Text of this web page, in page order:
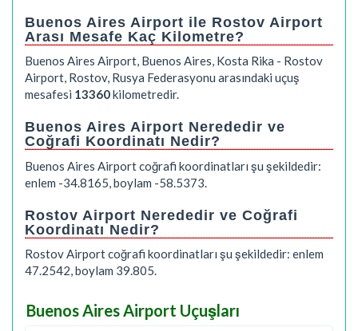
Buenos Aires Airport ile Rostov Airport
Arası Mesafe Kaç Kilometre?
Buenos Aires Airport, Buenos Aires, Kosta Rika - Rostov
Airport, Rostov, Rusya Federasyonu arasındaki uçuş
mesafesi 13360kilometredir.
Buenos Aires Airport Nerededir ve
Coğrafi Koordinatı Nedir?
Buenos Aires Airport coğrafi koordinatları şu şekildedir:
enlem -34.8165, boylam -58.5373.
Rostov Airport Nerededir ve Coğrafi
Koordinatı Nedir?
Rostov Airport coğrafi koordinatları şu şekildedir: enlem
47.2542, boylam 39.805.
Buenos Aires Airport Uçuşları